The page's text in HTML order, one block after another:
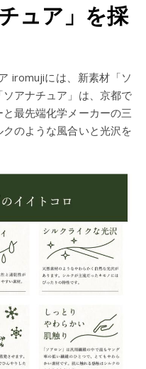
ュア」を採
iromujiには、新素材「ソ
アナチュア」は、京都で
最先端化学メーカーの三
のような風合いと光沢を